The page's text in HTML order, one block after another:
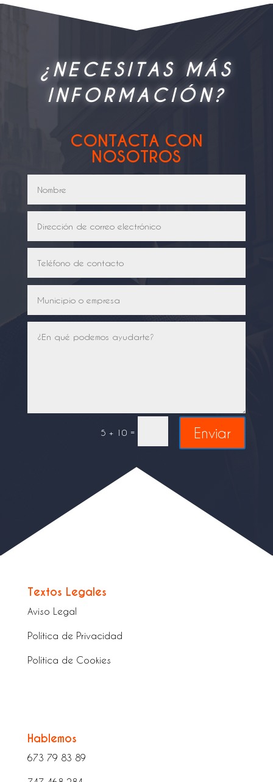
¿NECESITAS MÁS
INFORMACIÓN?
CONTACTA CON
NOSOTROS
5 + 10 = Enviar
Textos Legales
Aviso Legal
Política de Privacidad
Política de Cookies
Hablemos
673 79 83 89